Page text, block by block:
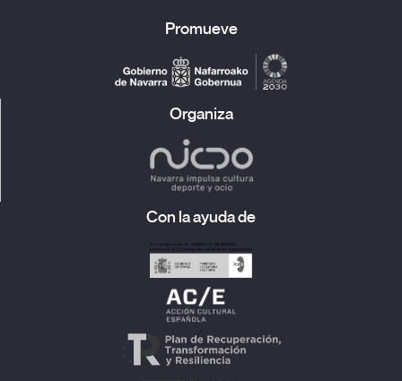
a las sombras. La sala de cine se vuelve un dispositivo
que nos obliga a mirar lo invisible. Y desde el fondo de
la oscuridad del bosque, la humanidad que lo habita
Promueve
Organiza
Con la ayuda de